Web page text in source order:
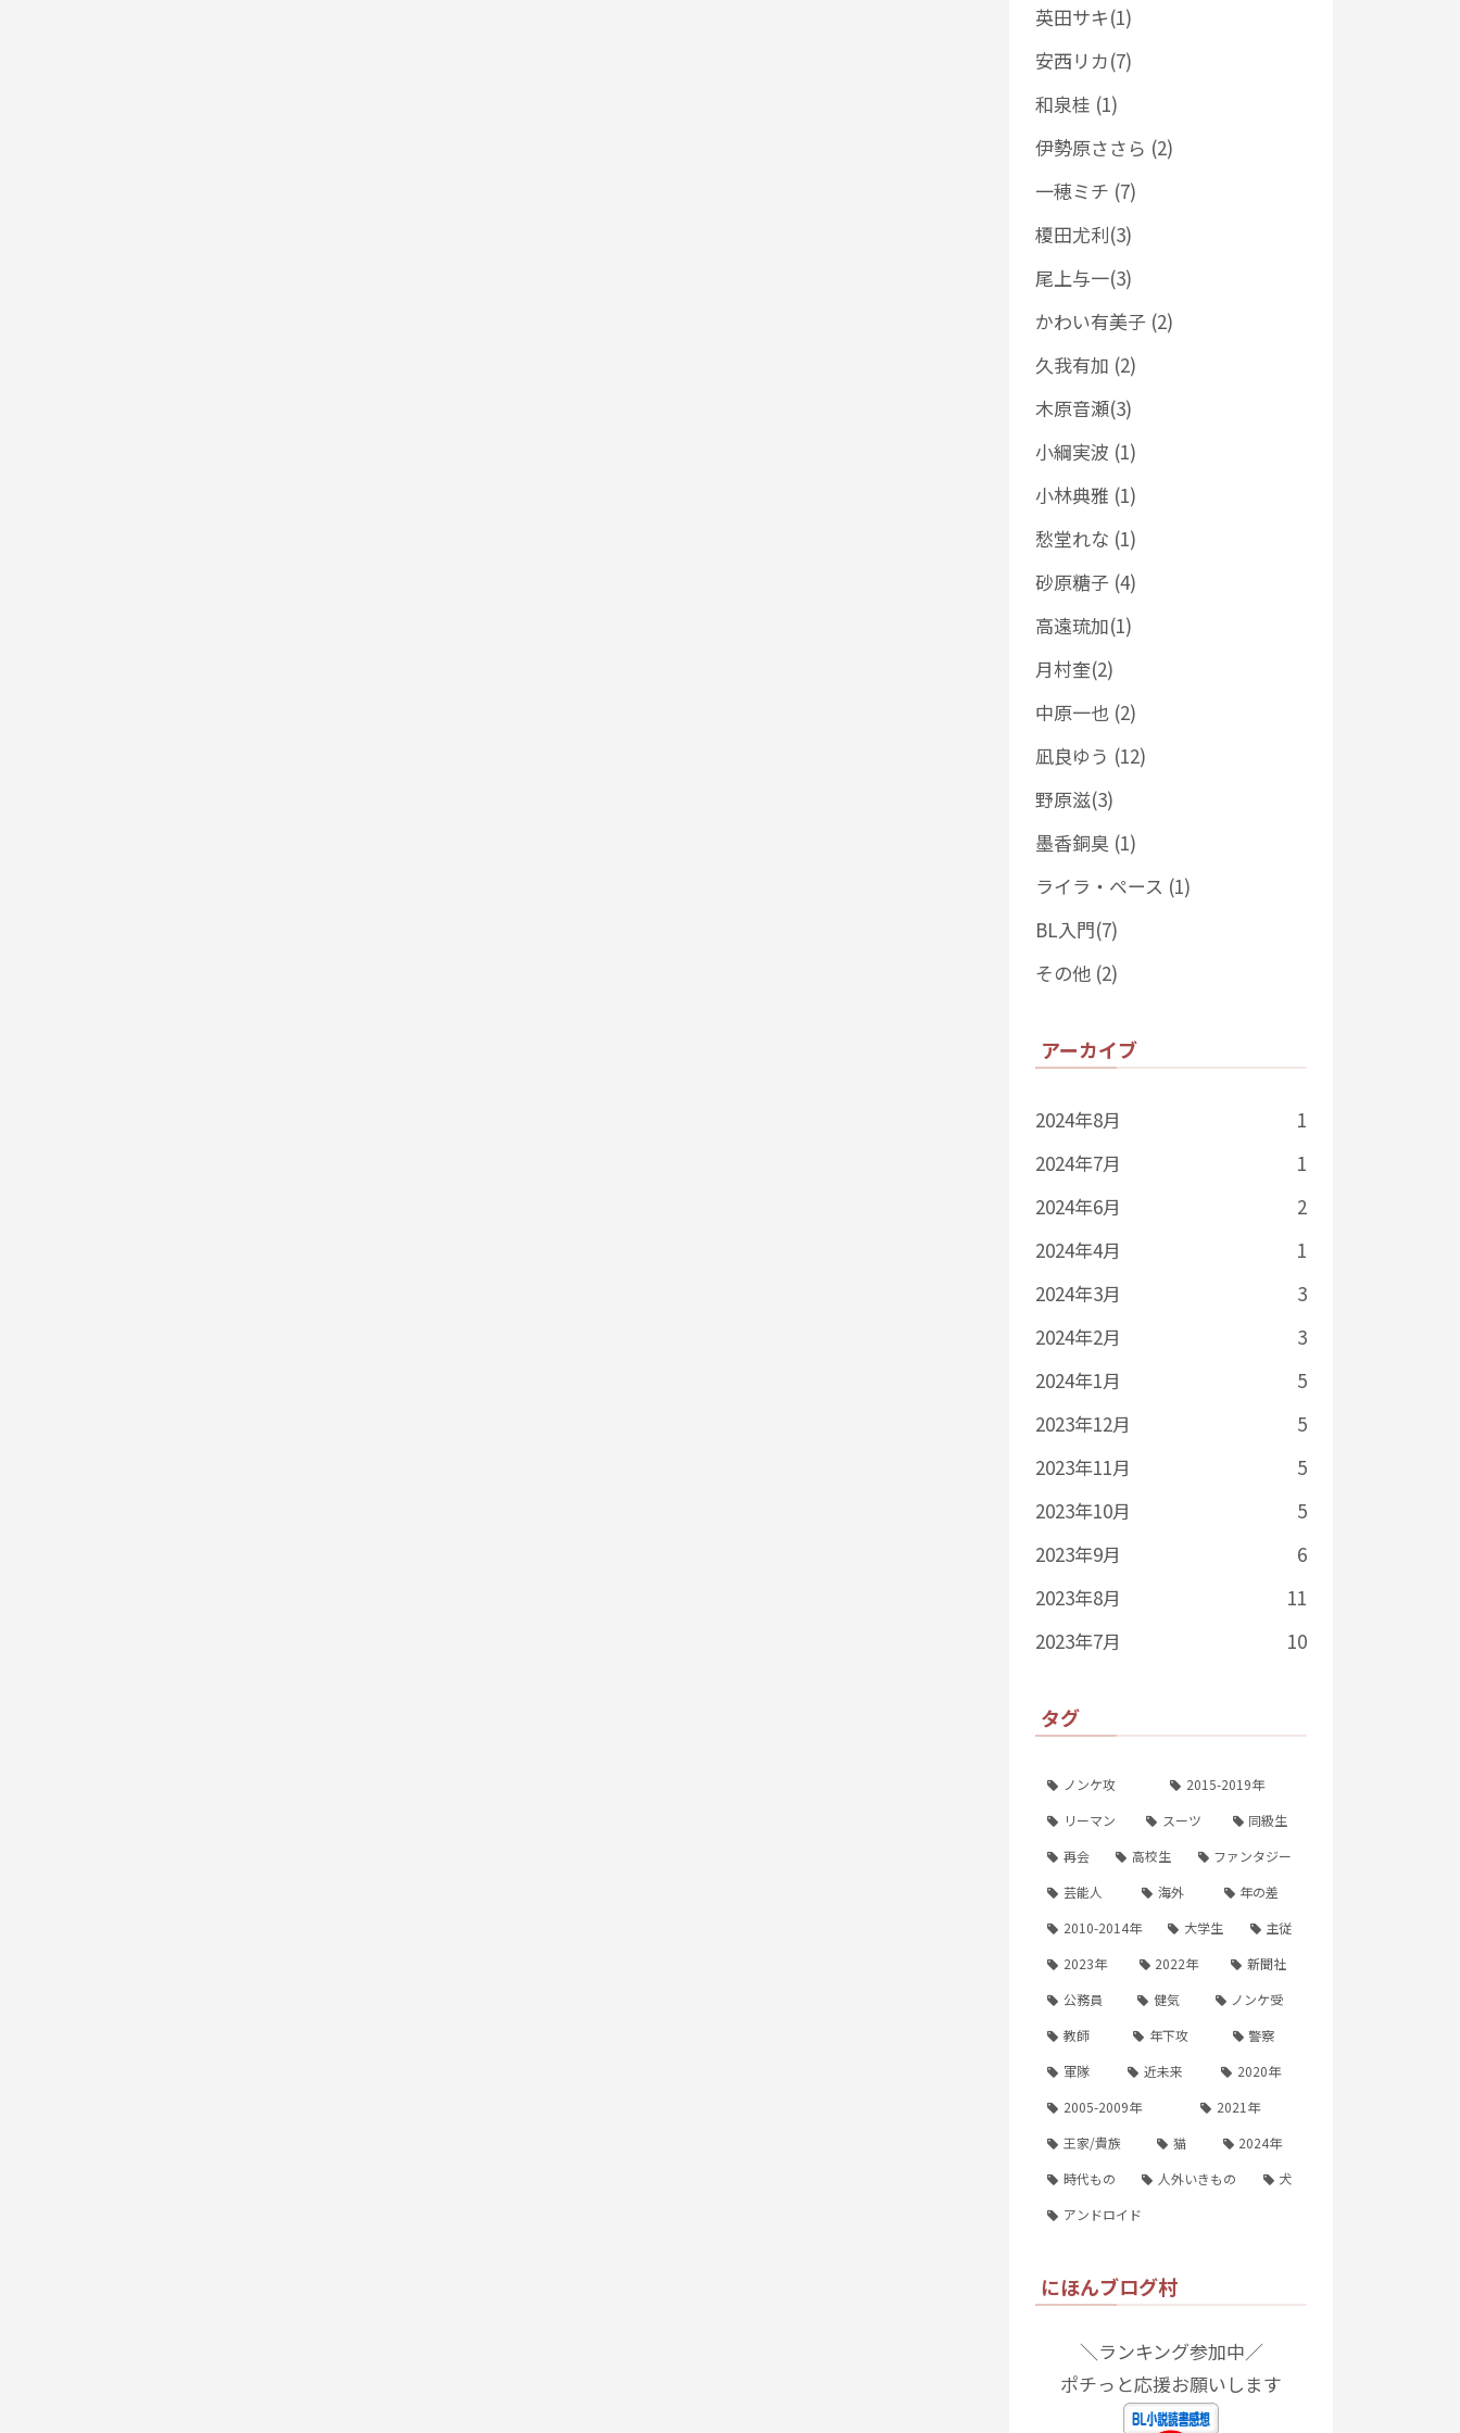
英田サキ(1)
安西リカ(7)
和泉桂 (1)
伊勢原ささら (2)
一穂ミチ (7)
榎田尤利(3)
尾上与一(3)
かわい有美子 (2)
久我有加 (2)
木原音瀬(3)
小綱実波 (1)
小林典雅 (1)
愁堂れな (1)
砂原糖子 (4)
高遠琉加(1)
月村奎(2)
中原一也 (2)
凪良ゆう (12)
野原滋(3)
墨香銅臭 (1)
ライラ・ペース (1)
BL入門(7)
その他 (2)
アーカイブ
2024年8月
1
2024年7月
1
2024年6月
2
2024年4月
1
2024年3月
3
2024年2月
3
2024年1月
5
2023年12月
5
2023年11月
5
2023年10月
5
2023年9月
6
2023年8月
11
2023年7月
10
タグ
ノンケ攻
2015-2019年
リーマン
スーツ
同級生
再会
高校生
ファンタジー
芸能人
海外
年の差
2010-2014年
大学生
主従
2023年
2022年
新聞社
公務員
健気
ノンケ受
教師
年下攻
警察
軍隊
近未来
2020年
2005-2009年
2021年
王家/貴族
猫
2024年
時代もの
人外いきもの
犬
アンドロイド
にほんブログ村
＼ランキング参加中／
ポチっと応援お願いします